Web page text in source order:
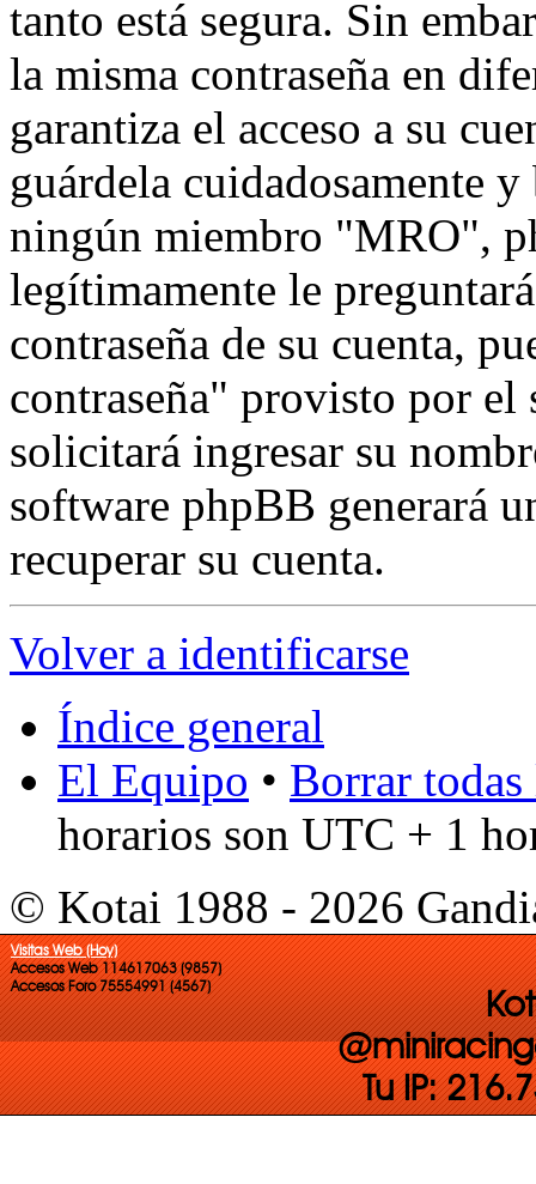
tanto está segura. Sin
la misma contraseña en
garantiza el acceso a su
guárdela cuidadosamente
ningún miembro "MRO",
legítimamente le
contraseña de su cuenta,
contraseña" provisto por
solicitará ingresar su
software phpBB generará
recuperar su cuenta.
Volver a identificarse
Índice general
El Equipo • Borrar
horarios son UTC + 1
© Kotai 1988 - 2026
Visitas Web (Hoy)
Accesos Web 114617063 (9857)
Accesos Foro 75554991 (4567)
Tu IP: